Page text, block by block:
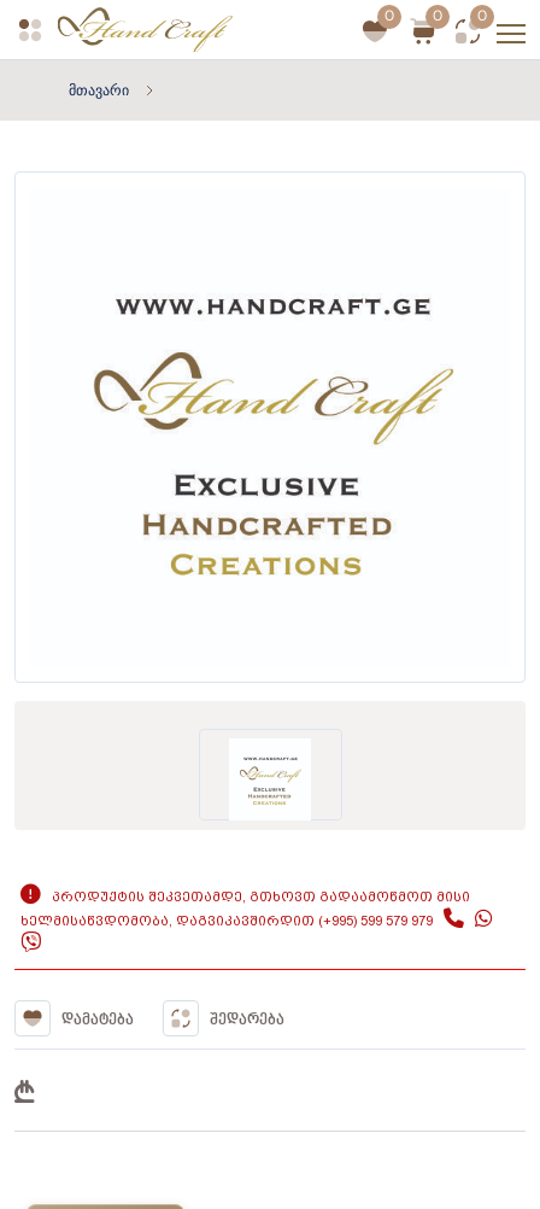
0 0 0
მთავარი
ᲞᲠᲝᲓᲣᲥᲢᲘᲡ ᲨᲔᲙᲕᲔᲗᲐᲛᲓᲔ, ᲒᲗᲮᲝᲕᲗ ᲒᲐᲓᲐᲐᲛᲝᲬᲛᲝᲗ ᲛᲘᲡᲘ
ᲮᲔᲚᲛᲘᲡᲐᲬᲕᲓᲝᲛᲝᲑᲐ, ᲓᲐᲒᲕᲘᲙᲐᲕᲨᲘᲠᲓᲘᲗ (+995) 599 579 979
ᲓᲐᲛᲐᲢᲔᲑᲐ ᲨᲔᲓᲐᲠᲔᲑᲐ